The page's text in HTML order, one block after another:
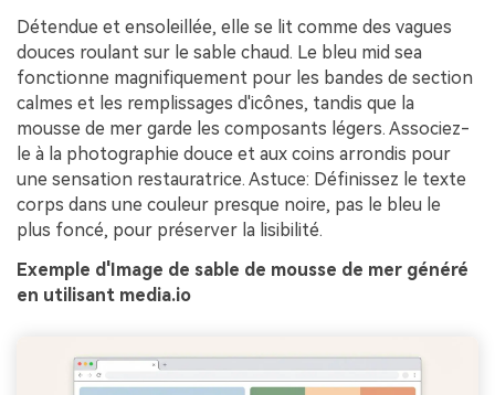
Détendue et ensoleillée, elle se lit comme des vagues
douces roulant sur le sable chaud. Le bleu mid sea
fonctionne magnifiquement pour les bandes de section
calmes et les remplissages d'icônes, tandis que la
mousse de mer garde les composants légers. Associez-
le à la photographie douce et aux coins arrondis pour
une sensation restauratrice. Astuce: Définissez le texte
corps dans une couleur presque noire, pas le bleu le
plus foncé, pour préserver la lisibilité.
Exemple d'Image de sable de mousse de mer généré
en utilisant media.io